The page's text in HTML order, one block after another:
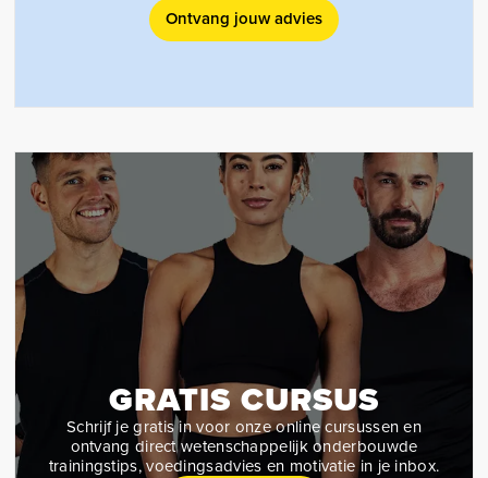
Ontvang jouw advies
GRATIS CURSUS
Schrijf je gratis in voor onze online cursussen en
ontvang direct wetenschappelijk onderbouwde
trainingstips, voedingsadvies en motivatie in je inbox.